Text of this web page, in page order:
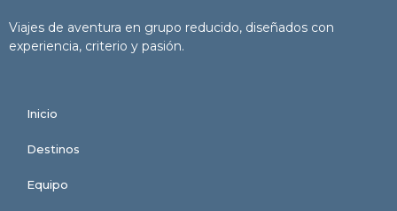
Viajes de aventura en grupo reducido, diseñados con
experiencia, criterio y pasión.
Inicio
Destinos
Equipo